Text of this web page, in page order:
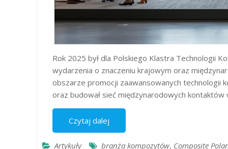
Rok 2025 był dla Polskiego Klastra Technologii
wydarzenia o znaczeniu krajowym oraz
obszarze promocji zaawansowanych technologii
oraz budował sieć międzynarodowych kontaktów
Czytaj dalej
Artykuły branża kompozytów, Composite